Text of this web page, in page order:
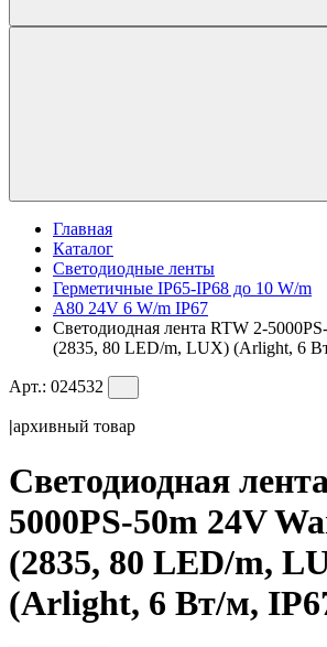
Главная
Каталог
Светодиодные ленты
Герметичные IP65-IP68 до 10 W/m
A80 24V 6 W/m IP67
Светодиодная лента RTW 2-
(2835, 80 LED/m, LUX) (Arlight, 6
Арт.: 024532
|архивный товар
Светодиодная
5000PS-50m 24V
(2835, 80 LED/m,
(Arlight, 6 Вт/м,